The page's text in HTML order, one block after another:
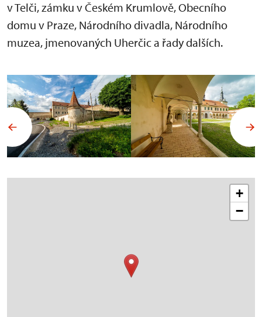
v Telči, zámku v Českém Krumlově, Obecního
domu v Praze, Národního divadla, Národního
muzea, jmenovaných Uherčic a řady dalších.
+
−